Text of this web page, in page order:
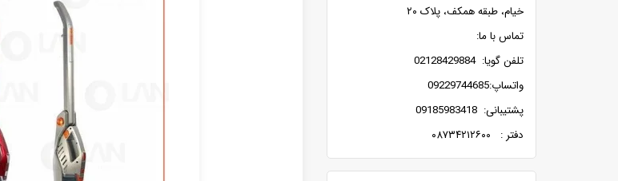
خیام، طبقه همکف، پلاک ۲۰
تماس با ما:
تلفن گویا: 02128429884
واتساپ:09229744685
پشتیبانی: 09185983418
دفتر : ۰۸۷۳۴۲۱۲۶۰۰